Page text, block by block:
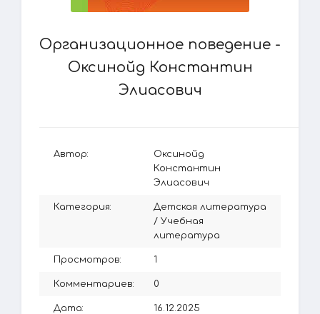
Организационное поведение -
Оксинойд Константин
Элиасович
Автор:
Оксинойд
Константин
Элиасович
Категория:
Детская литература
/ Учебная
литература
Просмотров: 1
Комментариев: 0
Дата: 16.12.2025